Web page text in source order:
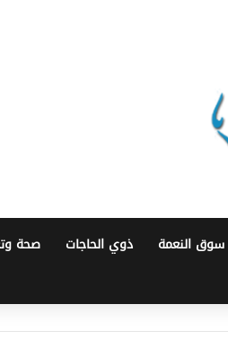
سوق النعمة ذوي الحاجات صحة